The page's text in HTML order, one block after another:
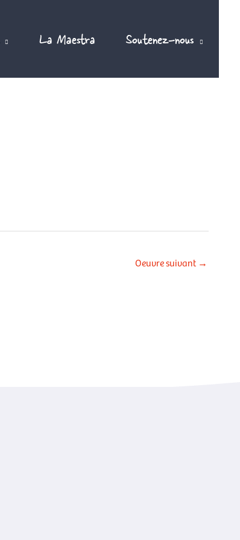
La Maestra Soutenez-nous
Oeuvre suivant →